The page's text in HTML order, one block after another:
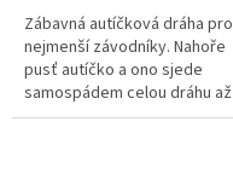
Zábavná autíčková dráha pro
nejmenší závodníky. Nahoře
pusť autíčko a ono sjede
samospádem celou dráhu až
dolů. K dráze patří 8 autíček